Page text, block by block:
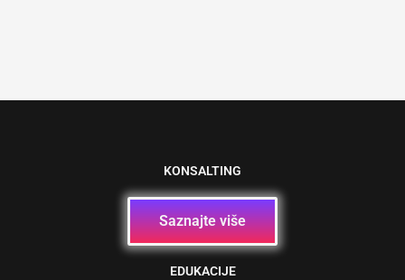
KONSALTING
Saznajte više
EDUKACIJE